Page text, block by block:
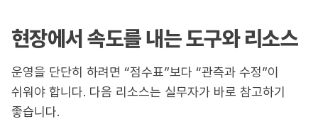
현장에서 속도를 내는 도구와 리소스
운영을 단단히 하려면 “점수표”보다 “관측과 수정”이
쉬워야 합니다. 다음 리소스는 실무자가 바로 참고하기
좋습니다.